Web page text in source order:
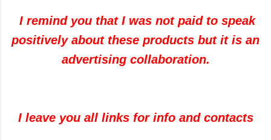
I remind you that I was not paid to speak
positively about these products but it is an
advertising collaboration.
I leave you all links for info and contacts